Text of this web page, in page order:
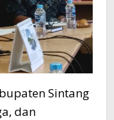
Sintang
dan